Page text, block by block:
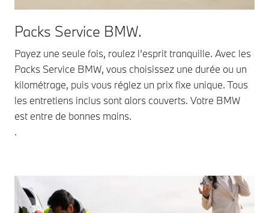
Packs Service BMW.
Payez une seule fois, roulez l’esprit tranquille. Avec les
Packs Service BMW, vous choisissez une durée ou un
kilométrage, puis vous réglez un prix fixe unique. Tous
les entretiens inclus sont alors couverts. Votre BMW
est entre de bonnes mains.
.